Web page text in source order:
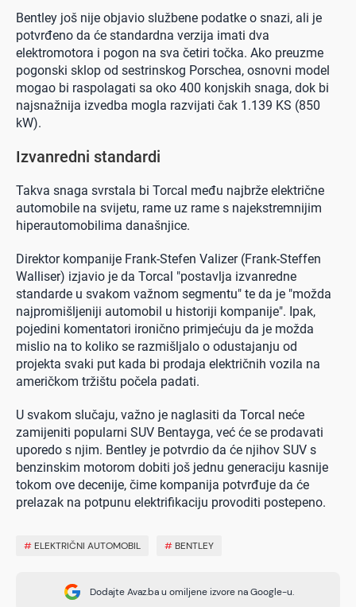
Bentley još nije objavio službene podatke o snazi, ali je
potvrđeno da će standardna verzija imati dva
elektromotora i pogon na sva četiri točka. Ako preuzme
pogonski sklop od sestrinskog Porschea, osnovni model
mogao bi raspolagati sa oko 400 konjskih snaga, dok bi
najsnažnija izvedba mogla razvijati čak 1.139 KS (850
kW).
Izvanredni standardi
Takva snaga svrstala bi Torcal među najbrže električne
automobile na svijetu, rame uz rame s najekstremnijim
hiperautomobilima današnjice.
Direktor kompanije Frank-Stefen Valizer (Frank-Steffen
Walliser) izjavio je da Torcal "postavlja izvanredne
standarde u svakom važnom segmentu" te da je "možda
najpromišljeniji automobil u historiji kompanije". Ipak,
pojedini komentatori ironično primjećuju da je možda
mislio na to koliko se razmišljalo o odustajanju od
projekta svaki put kada bi prodaja električnih vozila na
američkom tržištu počela padati.
U svakom slučaju, važno je naglasiti da Torcal neće
zamijeniti popularni SUV Bentayga, već će se prodavati
uporedo s njim. Bentley je potvrdio da će njihov SUV s
benzinskim motorom dobiti još jednu generaciju kasnije
tokom ove decenije, čime kompanija potvrđuje da će
prelazak na potpunu elektrifikaciju provoditi postepeno.
# ELEKTRIČNI AUTOMOBIL # BENTLEY
Dodajte Avaz.ba u omiljene izvore na Google-u.